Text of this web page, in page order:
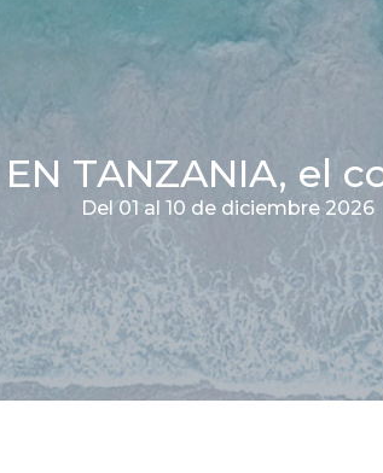
TANZANIA, el
Del 01 al 10 de diciembre 2026